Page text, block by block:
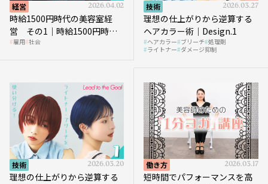
経営 2026.04.02
時給1500円時代の美容室経
営 その1｜時給1500円時代
へ向かう社会的背景
雇用 社会
技術 2026.03.27
理想の仕上がりから逆算する
ヘアカラー術｜Design.1
ヘアカラー ブリーチ 処理剤
ライトナー ダメージ抑制
技術 2026.03.20
理想の仕上がりから逆算する
働き方 2026.03.17
短時間でパフォーマンスを高